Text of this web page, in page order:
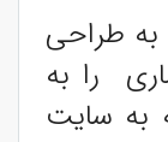
به طراحی
را به
به سایت